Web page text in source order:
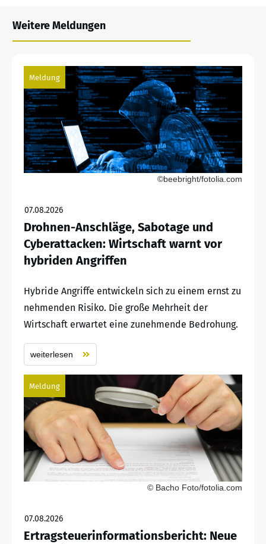
Weitere Meldungen
Meldung
©beebright/fotolia.com
07.08.2026
Drohnen-Anschläge, Sabotage und
Cyberattacken: Wirtschaft warnt vor
hybriden Angriffen
Hybride Angriffe entwickeln sich zu einem ernst zu
nehmenden Risiko. Die große Mehrheit der
Wirtschaft erwartet eine zunehmende Bedrohung.
weiterlesen
Meldung
© Bacho Foto/fotolia.com
07.08.2026
Ertragsteuerinformationsbericht: Neue